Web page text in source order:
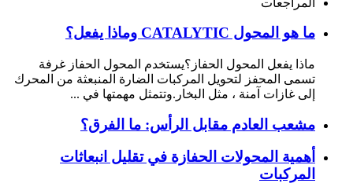
ما هو المحول CATALYTIC وماذا يفعل؟
ماذا يفعل المحول الحفاز؟يستخدم المحول الحفاز غرفة
تسمى المحفز لتحويل المركبات الضارة المنبعثة من المحرك
إلى غازات آمنة ، مثل البخار.وتتمثل مهمتها في ...
مشعب العادم مقابل الرأس: ما الفرق؟
أهمية المحولات الحفازة في تقليل انبعاثات
المركبات